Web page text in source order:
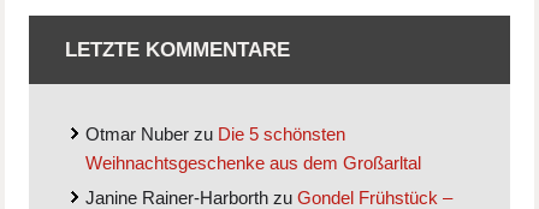
LETZTE KOMMENTARE
Otmar Nuber zu Die 5 schönsten
Weihnachtsgeschenke aus dem Großarltal
Janine Rainer-Harborth zuGondel Frühstück –